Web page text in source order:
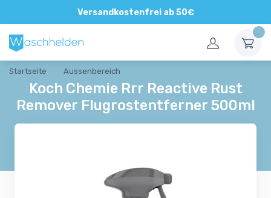
Versandkostenfrei ab 50€
Direkte und persönliche Beratung
Startseite Aussenbereich
Koch Chemie Rrr Reactive Rust
Remover Flugrostentferner 500ml